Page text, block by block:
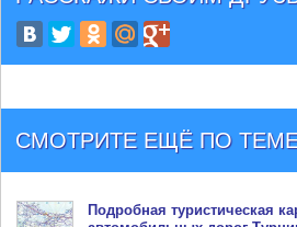
СМОТРИТЕ ЕЩЁ ПО
Подробная туристическая